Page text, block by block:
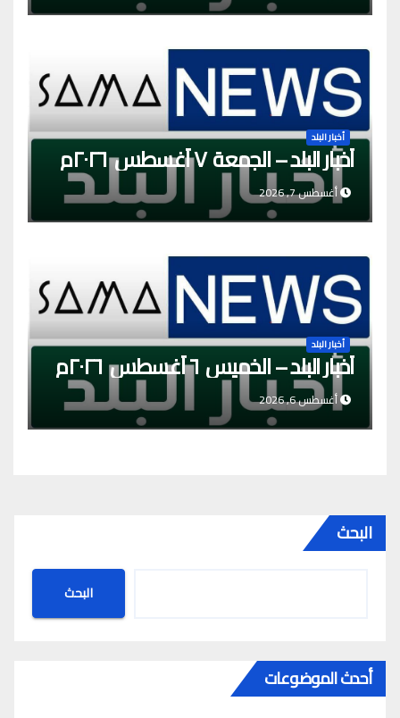
أخبار البلد
أخبار البلد – الجمعة ٧ أغسطس ٢٠٢٦م
أغسطس 7, 2026
أخبار البلد
أخبار البلد – الخميس ٦ أغسطس ٢٠٢٦م
أغسطس 6, 2026
البحث
البحث
أحدث الموضوعات